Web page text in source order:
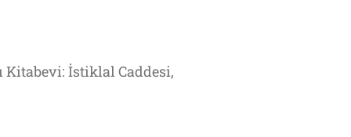
İstiklal Caddesi,